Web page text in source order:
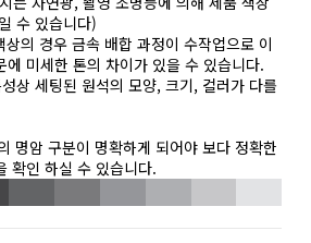
수 있습니다)
상의 경우 금속 배합 과정이 수작업으로 이
에 미세한 톤의 차이가 있을 수 있습니다.
성상 세팅된 원석의 모양, 크기, 컬러가 다를
명암 구분이 명확하게 되어야 보다 정확한
확인 하실 수 있습니다.